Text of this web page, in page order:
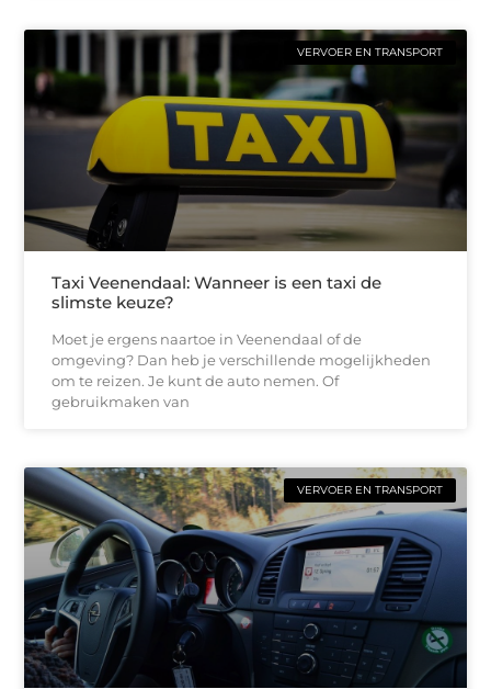
VERVOER EN TRANSPORT
Taxi Veenendaal: Wanneer is een taxi de
slimste keuze?
Moet je ergens naartoe in Veenendaal of de
omgeving? Dan heb je verschillende mogelijkheden
om te reizen. Je kunt de auto nemen. Of
gebruikmaken van
VERVOER EN TRANSPORT